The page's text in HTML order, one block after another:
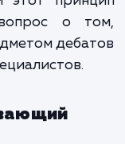
URL без
файл.